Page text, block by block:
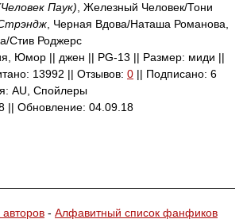
Паук) , Железный Человек/Тони
, Черная Вдова/Наташа Романова,
Стив Роджерс
Юмор || джен || PG-13 || Размер: миди ||
13992 || Отзывов: 0 || Подписано: 6
AU, Спойлеры
|| Обновление: 04.09.18
- Алфавитный список фанфиков